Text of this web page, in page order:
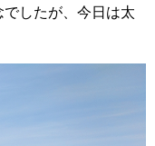
したが、今日は太